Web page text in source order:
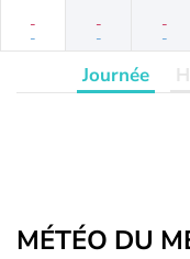
-
-
-
-
-
-
Journée
MÉTÉO DU